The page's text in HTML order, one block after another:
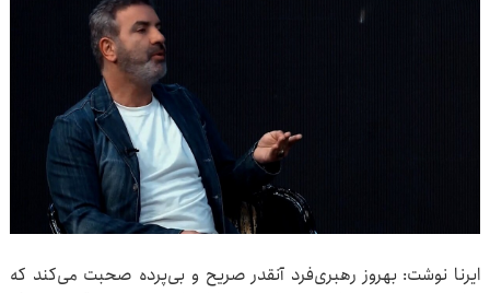
ایرنا نوشت: بهروز رهبری‌فرد آنقدر صریح و بی‌پرده صحبت می‌کند که